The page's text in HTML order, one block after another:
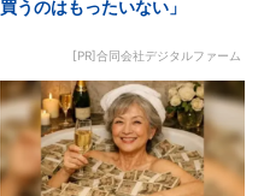
買うのはもったいない」
[PR]合同会社デジタルファーム